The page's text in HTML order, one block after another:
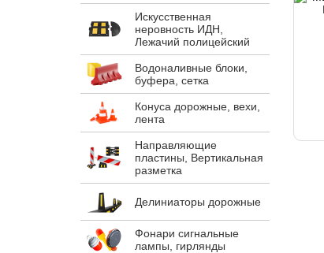
Искусственная
неровность ИДН,
Лежачий полицейский
Водоналивные блоки,
буфера, сетка
Конуса дорожные, вехи,
лента
Направляющие
пластины, Вертикальная
разметка
Делиниаторы дорожные
Фонари сигнальные
лампы, гирлянды